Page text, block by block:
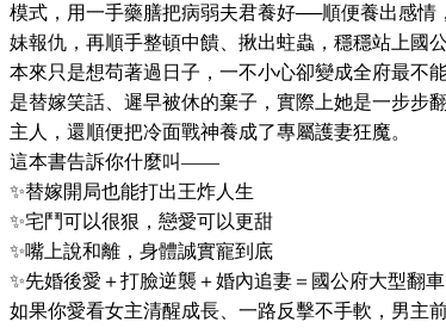
模式，用一手藥膳把病弱夫君養好──順便養出感情
妹報仇，再順手整頓中饋、揪出蛀蟲，穩穩站上國
本來只是想苟著過日子，一不小心卻變成全府最不
是替嫁笑話、遲早被休的棄子，實際上她是一步步
主人，還順便把冷面戰神養成了專屬護妻狂魔。
這本書告訴你什麼叫——
✨替嫁開局也能打出王炸人生
✨宅鬥可以很狠，戀愛可以更甜
✨嘴上說和離，身體誠實寵到底
✨先婚後愛＋打臉逆襲＋婚內追妻＝國公府大型翻
如果你愛看女主清醒成長、一路反擊不手軟，男主